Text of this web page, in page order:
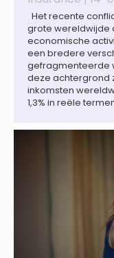
Het recente
grote wereldwijde
economische
een bredere
gefragmenteerde
deze achtergrond
inkomsten
1,3% in reële